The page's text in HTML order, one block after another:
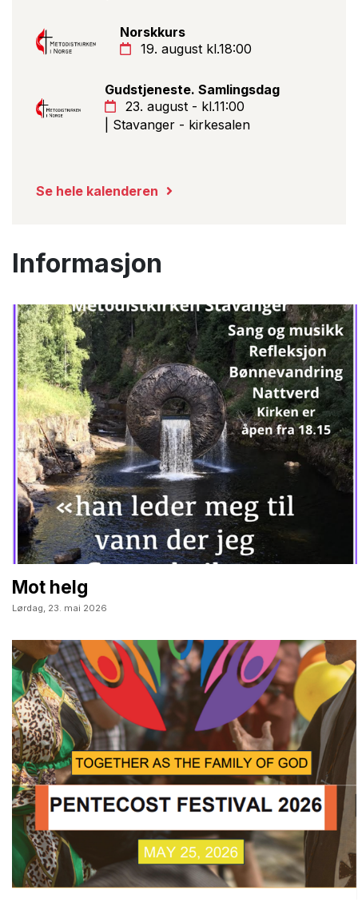
Norskkurs
19. august kl.18:00
Gudstjeneste. Samlingsdag
23. august - kl.11:00
| Stavanger - kirkesalen
Se hele kalenderen
Informasjon
Mot helg
Lørdag, 23. mai 2026